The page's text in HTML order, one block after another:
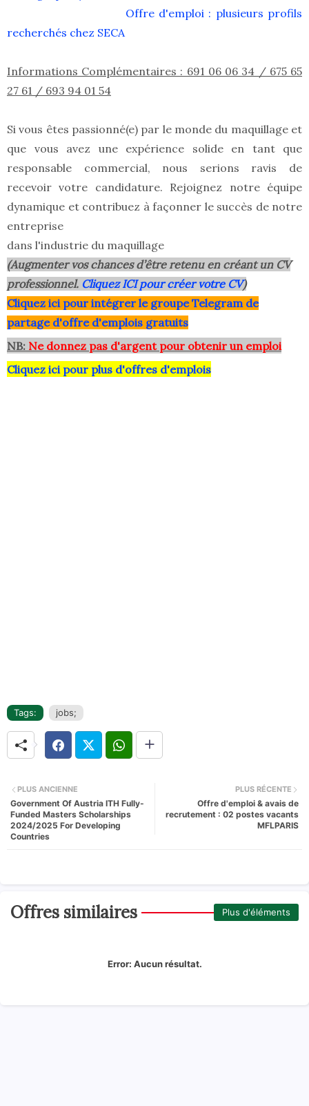
Offre d'emploi : plusieurs profils
recherchés chez SECA
Informations Complémentaires : 691 06 06 34 / 675 65
27 61 / 693 94 01 54
Si vous êtes passionné(e) par le monde du maquillage et
que vous avez une expérience solide en tant que
responsable commercial, nous serions ravis de
recevoir votre candidature. Rejoignez notre équipe
dynamique et contribuez à façonner le succès de notre
entreprise
dans l'industrie du maquillage
(Augmenter vos chances d’être retenu en créant un CV
professionnel. Cliquez ICI pour créer votre CV)
Cliquez ici pour intégrer le groupe Telegram de
partage d'offre d'emplois gratuits
NB: Ne donnez pas d'argent pour obtenir un emploi
Cliquez ici pour plus d'offres d'emplois
Tags: jobs;
PLUS RÉCENTE
Offre d'emploi & avais de
recrutement : 02 postes vacants
MFLPARIS
PLUS ANCIENNE
Government Of Austria ITH Fully-
Funded Masters Scholarships
2024/2025 For Developing
Countries
Offres similaires Plus d'éléments
Error: Aucun résultat.